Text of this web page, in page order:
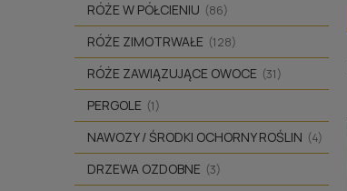
RÓŻE W PÓŁCIENIU (86)
RÓŻE ZIMOTRWAŁE (128)
RÓŻE ZAWIĄZUJĄCE OWOCE (31)
PERGOLE (1)
NAWOZY / ŚRODKI OCHORNY ROŚLIN (4)
DRZEWA OZDOBNE (3)